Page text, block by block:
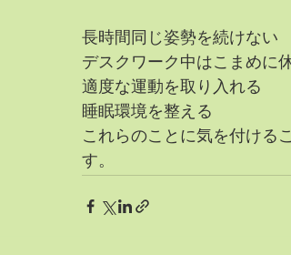
長時間同じ姿勢を続けない
デスクワーク中はこまめに
適度な運動を取り入れる
睡眠環境を整える
これらのことに気を付ける
す。